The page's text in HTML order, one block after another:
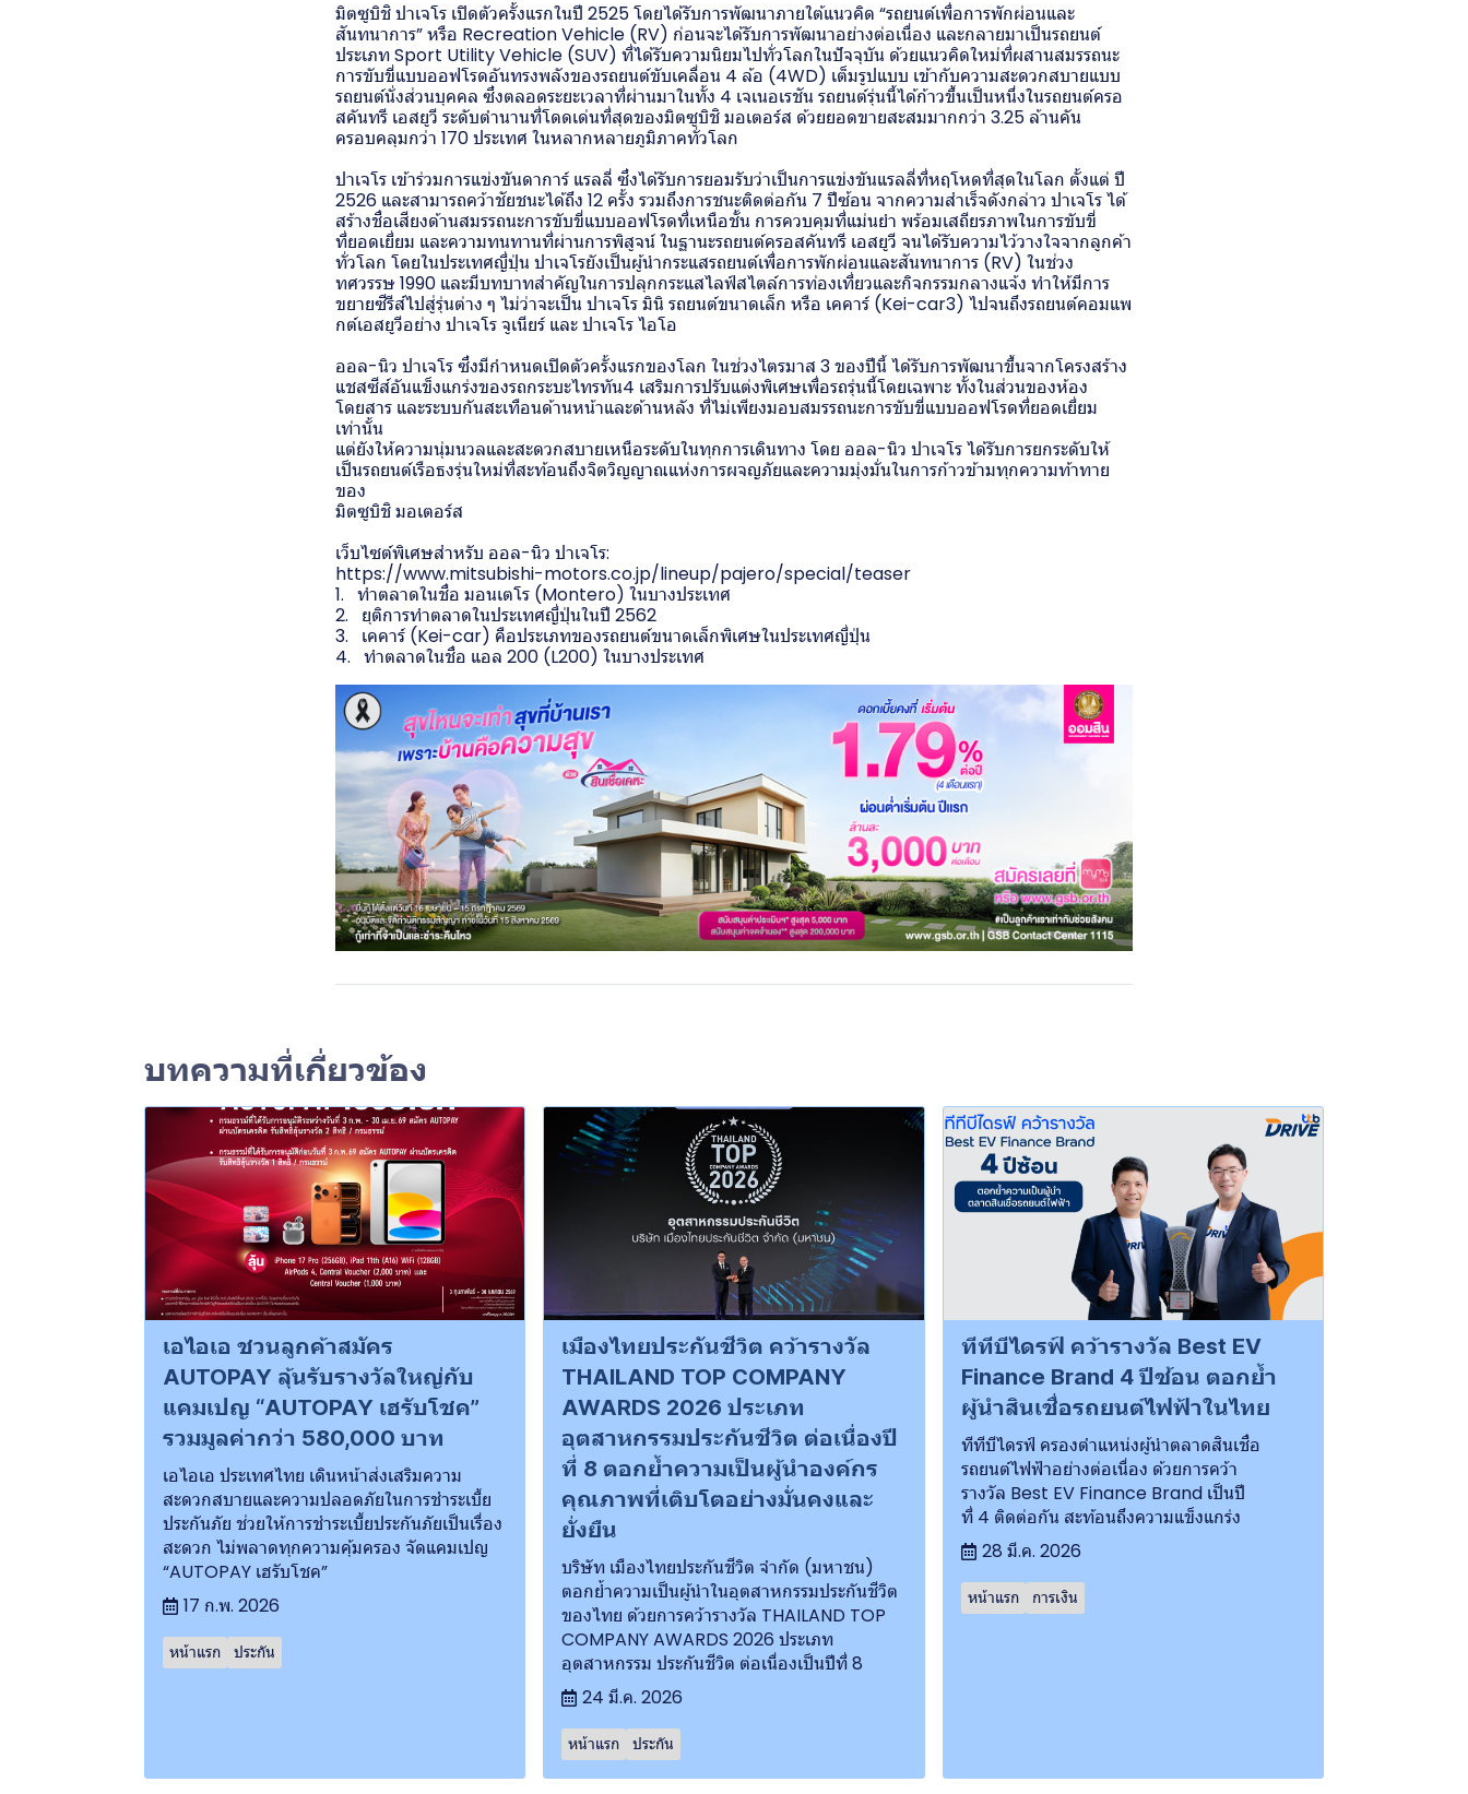
มิตซูบิชิ ปาเจโร เปิดตัวครั้งแรกในปี 2525 โดยได้รับการพัฒนาภายใต้แนวคิด “รถยนต์เพื่อการพักผ่อนและ
สันทนาการ” หรือ Recreation Vehicle (RV) ก่อนจะได้รับการพัฒนาอย่างต่อเนื่อง และกลายมาเป็นรถยนต์
ประเภท Sport Utility Vehicle (SUV) ที่ได้รับความนิยมไปทั่วโลกในปัจจุบัน ด้วยแนวคิดใหม่ที่ผสานสมรรถนะ
การขับขี่แบบออฟโรดอันทรงพลังของรถยนต์ขับเคลื่อน 4 ล้อ (4WD) เต็มรูปแบบ เข้ากับความสะดวกสบายแบบ
รถยนต์นั่งส่วนบุคคล ซึ่งตลอดระยะเวลาที่ผ่านมาในทั้ง 4 เจเนอเรชัน รถยนต์รุ่นนี้ได้ก้าวขึ้นเป็นหนึ่งในรถยนต์ครอ
สคันทรี เอสยูวี ระดับตำนานที่โดดเด่นที่สุดของมิตซูบิชิ มอเตอร์ส ด้วยยอดขายสะสมมากกว่า 3.25 ล้านคัน
ครอบคลุมกว่า 170 ประเทศ ในหลากหลายภูมิภาคทั่วโลก
ปาเจโร เข้าร่วมการแข่งขันดาการ์ แรลลี่ ซึ่งได้รับการยอมรับว่าเป็นการแข่งขันแรลลี่ที่หฤโหดที่สุดในโลก ตั้งแต่ ปี
2526 และสามารถคว้าชัยชนะได้ถึง 12 ครั้ง รวมถึงการชนะติดต่อกัน 7 ปีซ้อน จากความสำเร็จดังกล่าว ปาเจโร ได้
สร้างชื่อเสียงด้านสมรรถนะการขับขี่แบบออฟโรดที่เหนือชั้น การควบคุมที่แม่นยำ พร้อมเสถียรภาพในการขับขี่
ที่ยอดเยี่ยม และความทนทานที่ผ่านการพิสูจน์ ในฐานะรถยนต์ครอสคันทรี เอสยูวี จนได้รับความไว้วางใจจากลูกค้า
ทั่วโลก โดยในประเทศญี่ปุ่น ปาเจโรยังเป็นผู้นำกระแสรถยนต์เพื่อการพักผ่อนและสันทนาการ (RV) ในช่วง
ทศวรรษ 1990 และมีบทบาทสำคัญในการปลุกกระแสไลฟ์สไตล์การท่องเที่ยวและกิจกรรมกลางแจ้ง ทำให้มีการ
ขยายซีรีส์ไปสู่รุ่นต่าง ๆ ไม่ว่าจะเป็น ปาเจโร มินิ รถยนต์ขนาดเล็ก หรือ เคคาร์ (Kei-car3) ไปจนถึงรถยนต์คอมแพ
กต์เอสยูวีอย่าง ปาเจโร จูเนียร์ และ ปาเจโร ไอโอ
ออล-นิว ปาเจโร ซึ่งมีกำหนดเปิดตัวครั้งแรกของโลก ในช่วงไตรมาส 3 ของปีนี้ ได้รับการพัฒนาขึ้นจากโครงสร้าง
แชสซีส์อันแข็งแกร่งของรถกระบะไทรทัน4 เสริมการปรับแต่งพิเศษเพื่อรถรุ่นนี้โดยเฉพาะ ทั้งในส่วนของห้อง
โดยสาร และระบบกันสะเทือนด้านหน้าและด้านหลัง ที่ไม่เพียงมอบสมรรถนะการขับขี่แบบออฟโรดที่ยอดเยี่ยม
เท่านั้น
แต่ยังให้ความนุ่มนวลและสะดวกสบายเหนือระดับในทุกการเดินทาง โดย ออล-นิว ปาเจโร ได้รับการยกระดับให้
เป็นรถยนต์เรือธงรุ่นใหม่ที่สะท้อนถึงจิตวิญญาณแห่งการผจญภัยและความมุ่งมั่นในการก้าวข้ามทุกความท้าทาย
ของ
มิตซูบิชิ มอเตอร์ส
เว็บไซต์พิเศษสำหรับ ออล-นิว ปาเจโร:
https://www.mitsubishi-motors.co.jp/lineup/pajero/special/teaser
1. ทำตลาดในชื่อ มอนเตโร (Montero) ในบางประเทศ
2. ยุติการทำตลาดในประเทศญี่ปุ่นในปี 2562
3. เคคาร์ (Kei-car) คือประเภทของรถยนต์ขนาดเล็กพิเศษในประเทศญี่ปุ่น
4. ทำตลาดในชื่อ แอล 200 (L200) ในบางประเทศ
บทความที่เกี่ยวข้อง
เอไอเอ ชวนลูกค้าสมัคร
AUTOPAY ลุ้นรับรางวัลใหญ่กับ
แคมเปญ “AUTOPAY เฮรับโชค”
รวมมูลค่ากว่า 580,000 บาท
เอไอเอ ประเทศไทย เดินหน้าส่งเสริมความ
สะดวกสบายและความปลอดภัยในการชำระเบี้ย
ประกันภัย ช่วยให้การชำระเบี้ยประกันภัยเป็นเรื่อง
สะดวก ไม่พลาดทุกความคุ้มครอง จัดแคมเปญ
“AUTOPAY เฮรับโชค”
17 ก.พ. 2026
หน้าแรก ประกัน
เมืองไทยประกันชีวิต คว้ารางวัล
THAILAND TOP COMPANY
AWARDS 2026 ประเภท
อุตสาหกรรมประกันชีวิต ต่อเนื่องปี
ที่ 8 ตอกย้ำความเป็นผู้นำองค์กร
คุณภาพที่เติบโตอย่างมั่นคงและ
ยั่งยืน
บริษัท เมืองไทยประกันชีวิต จำกัด (มหาชน)
ตอกย้ำความเป็นผู้นำในอุตสาหกรรมประกันชีวิต
ของไทย ด้วยการคว้ารางวัล THAILAND TOP
COMPANY AWARDS 2026 ประเภท
อุตสาหกรรม ประกันชีวิต ต่อเนื่องเป็นปีที่ 8
24 มี.ค. 2026
หน้าแรก ประกัน
ทีทีบีไดรฟ์ คว้ารางวัล Best EV
Finance Brand 4 ปีซ้อน ตอกย้ำ
ผู้นำสินเชื่อรถยนต์ไฟฟ้าในไทย
ทีทีบีไดรฟ์ ครองตำแหน่งผู้นำตลาดสินเชื่อ
รถยนต์ไฟฟ้าอย่างต่อเนื่อง ด้วยการคว้า
รางวัล Best EV Finance Brand เป็นปี
ที่ 4 ติดต่อกัน สะท้อนถึงความแข็งแกร่ง
28 มี.ค. 2026
หน้าแรก การเงิน